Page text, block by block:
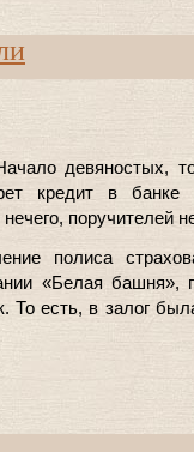
девяностых,
кредит в банке
поручителей
полиса
«Белая башня»,
То есть, в залог